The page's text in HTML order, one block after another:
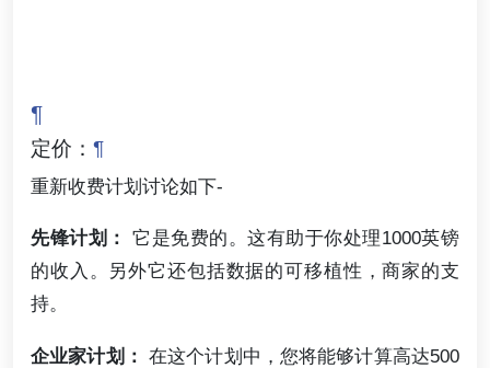
¶
定价： ¶
重新收费计划讨论如下-
先锋计划： 它是免费的。这有助于你处理1000英镑
的收入。另外它还包括数据的可移植性，商家的支
持。
企业家计划： 在这个计划中，您将能够计算高达500